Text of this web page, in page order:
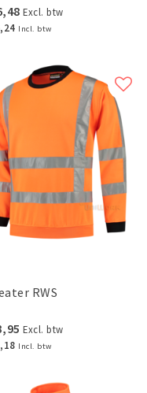
Excl. btw
Incl. btw
RWS
Excl. btw
Incl. btw